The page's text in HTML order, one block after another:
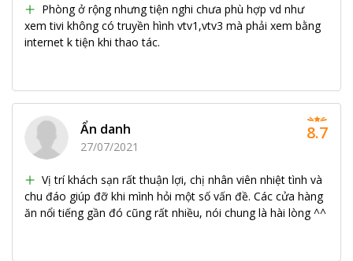
Phòng ở rộng nhưng tiện nghi chưa phù hợp vd như
xem tivi không có truyền hình vtv1,vtv3 mà phải xem bằng
internet k tiện khi thao tác.
Ẩn danh
27/07/2021
Vị trí khách sạn rất thuận lợi, chị nhân viên nhiệt tình và
chu đáo giúp đỡ khi mình hỏi một số vấn đề. Các cửa hàng
ăn nổi tiếng gần đó cũng rất nhiều, nói chung là hài lòng ^^
8.7